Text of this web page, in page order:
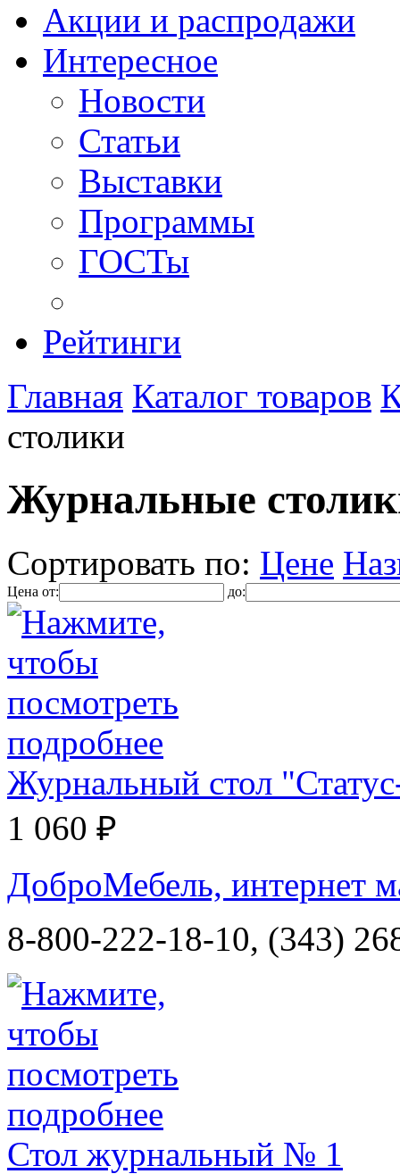
Акции и распродажи
Интересное
Новости
Статьи
Выставки
Программы
ГОСТы
Рейтинги
Главная Каталог товаров
столики
Журнальные
Сортировать по: Цене
Цена от: до:
Журнальный стол
1 060 ₽
ДоброМебель, интернет
8-800-222-18-10, (343)
Стол журнальный № 1